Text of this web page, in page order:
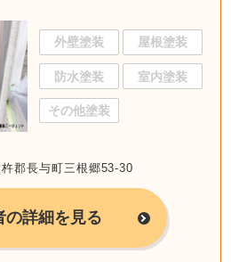
外壁塗装 屋根塗装
防水塗装 室内塗装
その他塗装
郡長与町三根郷53-30
の詳細を見る